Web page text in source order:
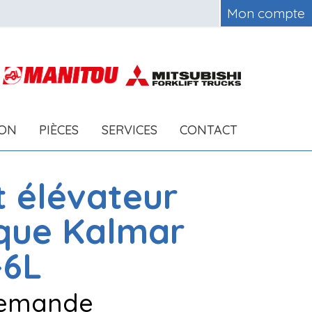
Mon compte
PIÈCES SERVICES CONTACT
élévateur
Kalmar